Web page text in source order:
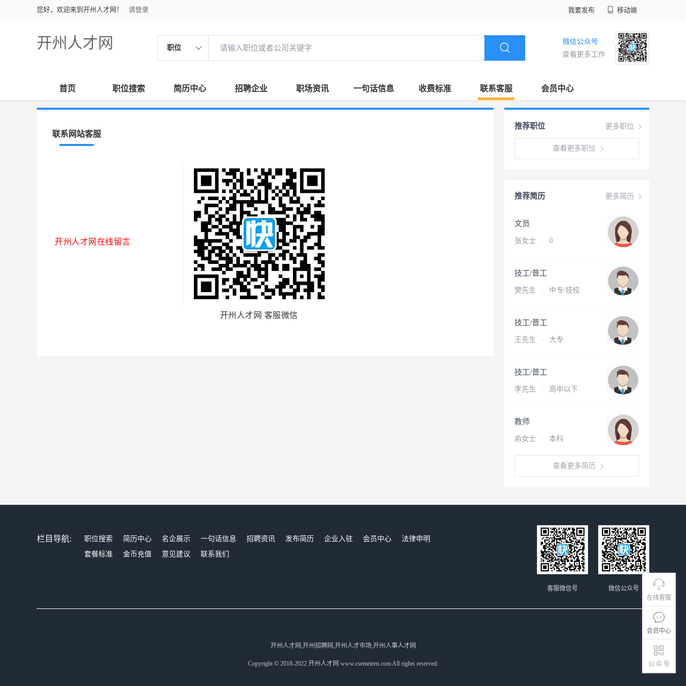
您好，欢迎来到开州人才网！ 请登录 我要发布 移动端
开州人才网 职位
微信公众号
查看更多工作
首页 职位搜索 简历中心 招聘企业 职场资讯 一句话信息 收费标准 联系客服 会员中心
在线客服
会员中心
公 众 号
联系网站客服
开州人才网在线留言
开州人才网 客服微信
更多职位
推荐职位
查看更多职位
更多简历
推荐简历
文员
张女士 · 0
技工/普工
樊先生 · 中专/技校
技工/普工
王先生 · 大专
技工/普工
李先生 · 高中以下
教师
俞女士 · 本科
查看更多简历
栏目导航: 职位搜索 简历中心 名企展示 一句话信息 招聘资讯 发布简历 企业入驻 会员中心
法律申明
套餐标准
金币充值 意见建议 联系我们
微信公众号
客服微信号
开州人才网,开州招聘网,开州人才市场,开州人事人才网
Copyright © 2018-2022 开州人才网 www.csemeiren.com All rights reserved.